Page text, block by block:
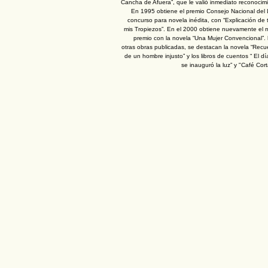
Cancha de Afuera”, que le valió inmediato
En 1995 obtiene el premio Consejo Nacional del
concurso para novela inédita, con “Explicación de
mis Tropiezos”. En el 2000 obtiene nuevamente el
premio con la novela “Una Mujer Convencional”.
otras obras publicadas, se destacan la novela
de un hombre injusto” y los libros de cuentos “ El
se inauguró la luz” y "Café